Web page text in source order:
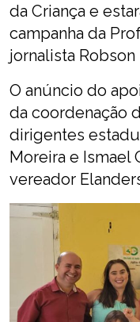
da Criança e
campanha da
jornalista Robson
O anúncio do
da coordenação
dirigentes
Moreira e Ismael
vereador